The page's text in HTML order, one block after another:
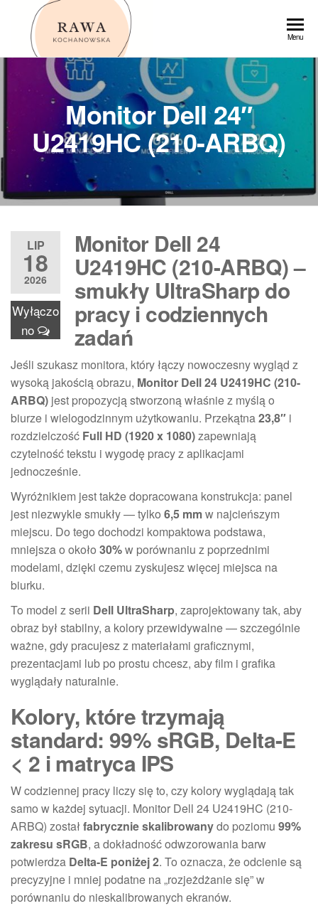
Przejdź
Menu
Monitor Dell 24″
U2419HC (210-ARBQ)
LIP
18
2026
Wyłączo
no
Monitor Dell 24
U2419HC (210-ARBQ) –
smukły UltraSharp do
pracy i codziennych
zadań
Jeśli szukasz monitora, który łączy nowoczesny wygląd z
wysoką jakością obrazu, Monitor Dell 24 U2419HC (210-
ARBQ) jest propozycją stworzoną właśnie z myślą o
biurze i wielogodzinnym użytkowaniu. Przekątna23,8″ i
rozdzielczość Full HD (1920 x 1080)zapewniają
czytelność tekstu i wygodę pracy z aplikacjami
jednocześnie.
Wyróżnikiem jest także dopracowana konstrukcja: panel
jest niezwykle smukły — tylko 6,5 mmw najcieńszym
miejscu. Do tego dochodzi kompaktowa podstawa,
mniejsza o około 30%w porównaniu z poprzednimi
modelami, dzięki czemu zyskujesz więcej miejsca na
biurku.
To model z serii Dell UltraSharp, zaprojektowany tak, aby
obraz był stabilny, a kolory przewidywalne — szczególnie
ważne, gdy pracujesz z materiałami graficznymi,
prezentacjami lub po prostu chcesz, aby film i grafika
wyglądały naturalnie.
Kolory, które trzymają
standard: 99% sRGB, Delta-E
< 2 i matryca IPS
W codziennej pracy liczy się to, czy kolory wyglądają tak
samo w każdej sytuacji. Monitor Dell 24 U2419HC (210-
ARBQ) został fabrycznie skalibrowanydo poziomu 99%
zakresu sRGB, a dokładność odwzorowania barw
potwierdza Delta-E poniżej 2. To oznacza, że odcienie są
precyzyjne i mniej podatne na „rozjeżdżanie się” w
porównaniu do nieskalibrowanych ekranów.